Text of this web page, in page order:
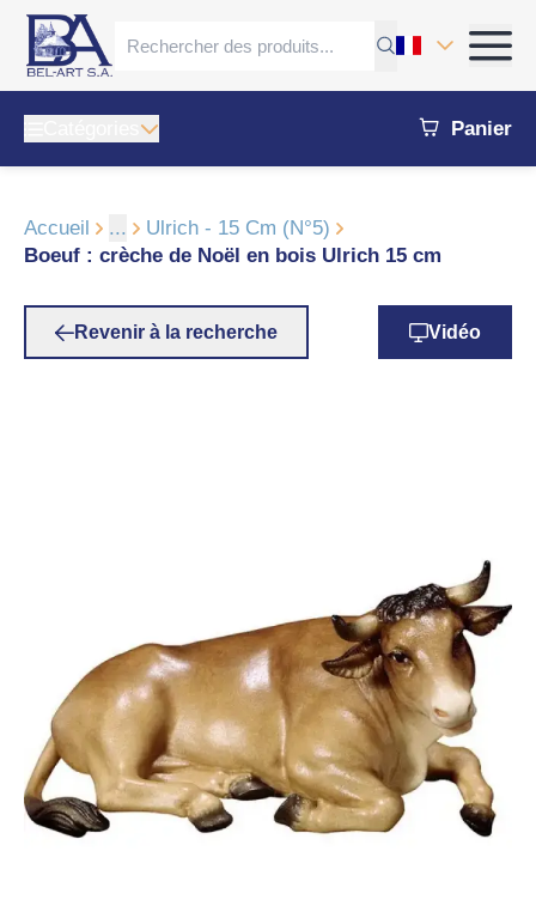
Panier
Accueil ...
Ulrich - 15 Cm (N°5)
Boeuf : crèche de Noël en bois Ulrich 15 cm
Revenir à la recherche Vidéo